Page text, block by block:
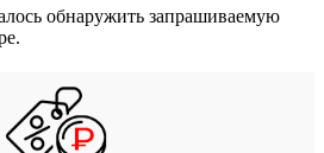
обнаружить запрашиваемую